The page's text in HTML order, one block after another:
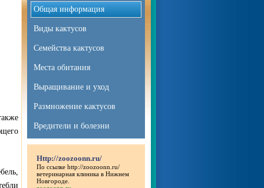
Общая информация
Виды кактусов
Семейства кактусов
Места обитания
Выращивание и уход
Размножение кактусов
Вредители и болезни
Http://zoozoonn.ru/
По ссылке http://zoozoonn.ru/
ветеринарная клиника в Нижнем
Новгороде.